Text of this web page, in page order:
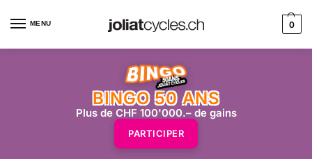
MENU 0
BINGO 50 ANS
Plus de CHF 100'000.– de gains
PARTICIPER